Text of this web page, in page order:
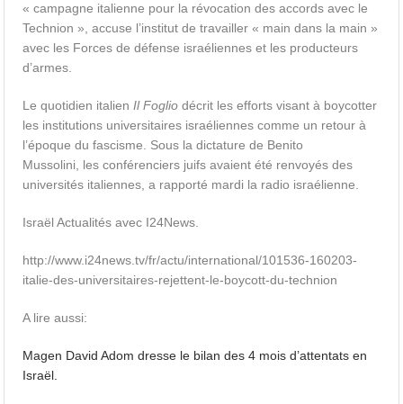
« campagne italienne pour la révocation des accords avec le
Technion », accuse l’institut de travailler « main dans la main »
avec les Forces de défense israéliennes et les producteurs
d’armes.
Le quotidien italien Il Foglio décrit les efforts visant à boycotter
les institutions universitaires israéliennes comme un retour à
l’époque du fascisme. Sous la dictature de Benito
Mussolini, les conférenciers juifs avaient été renvoyés des
universités italiennes, a rapporté mardi la radio israélienne.
Israël Actualités avec I24News.
http://www.i24news.tv/fr/actu/international/101536-160203-
italie-des-universitaires-rejettent-le-boycott-du-technion
A lire aussi:
Magen David Adom dresse le bilan des 4 mois d’attentats en
Israël.